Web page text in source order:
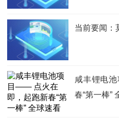
当前要闻：
咸丰锂电
春“第一棒”